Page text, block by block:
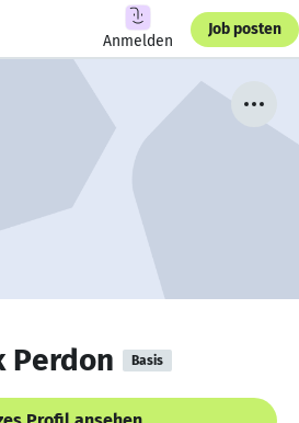
Anmelden
Job posten
Perdon Basis